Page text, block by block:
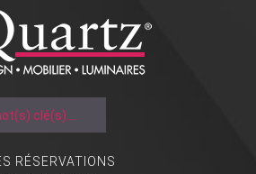
RÉSERVATIONS